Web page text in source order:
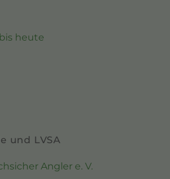
heute
und LVSA
Angler e. V.